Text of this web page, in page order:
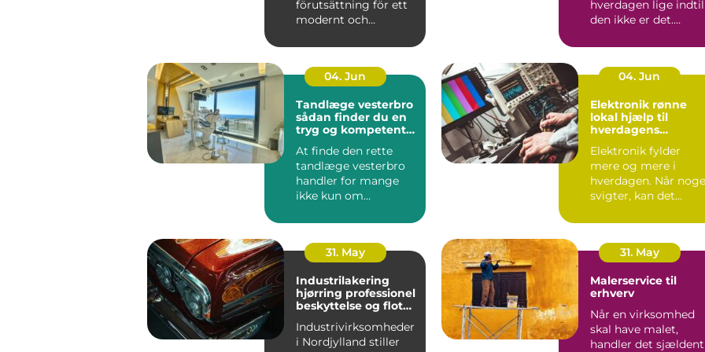
förutsättning för ett
modernt och
I en växande...
hverdagen lige indtil
den ikke er det.
tilstoppede a...
04. Jun
Tandlæge vesterbro
sådan finder du en
tryg og kompetent
At finde den rette
tandlæge vesterbro
handler for mange
ikke kun om
Tryghed, ty...
04. Jun
Elektronik rønne
lokal hjælp til
hverdagens
Elektronik fylder
mere og mere i
hverdagen. Når
svigter, kan det
både arbejd...
31. May
Industrilakering
hjørring professionel
beskyttelse og flot
Industrivirksomheder
i Nordjylland stiller
31. May
Malerservice til
erhverv
Når en virksomhed
skal have malet,
handler det sjældent